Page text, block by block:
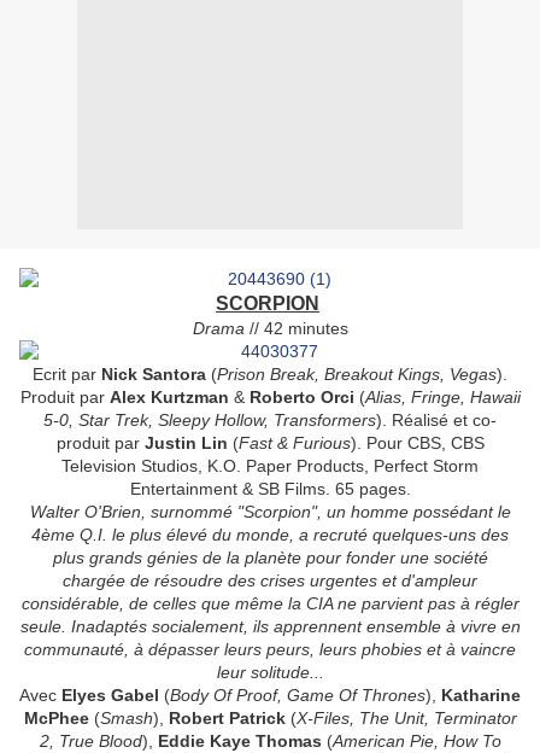
SCORPION
Drama // 42 minutes
Ecrit par Nick Santora (Prison Break, Breakout Kings, Vegas).
Produit par Alex Kurtzman & Roberto Orci (Alias, Fringe, Hawaii
5-0, Star Trek, Sleepy Hollow, Transformers). Réalisé et co-
produit parJustin Lin (Fast & Furious). Pour CBS, CBS
Television Studios, K.O. Paper Products, Perfect Storm
Entertainment & SB Films. 65 pages.
Walter O'Brien, surnommé "Scorpion", un homme possédant le
4ème Q.I. le plus élevé du monde, a recruté quelques-uns des
plus grands génies de la planète pour fonder une société
chargée de résoudre des crises urgentes et d'ampleur
considérable, de celles que même la CIA ne parvient pas à régler
seule. Inadaptés socialement, ils apprennent ensemble à vivre en
communauté, à dépasser leurs peurs, leurs phobies et à vaincre
leur solitude...
Avec Elyes Gabel (Body Of Proof, Game Of Thrones),
Katharine
McPhee(Smash), Robert Patrick(X-Files, The Unit, Terminator
2, True Blood), Eddie Kaye Thomas (American Pie, How To